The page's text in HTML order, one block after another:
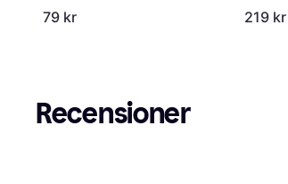
U)
79 kr 219 kr
Recensioner